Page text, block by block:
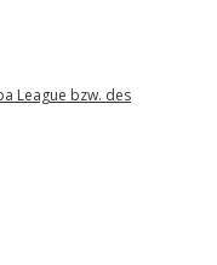
League bzw. des